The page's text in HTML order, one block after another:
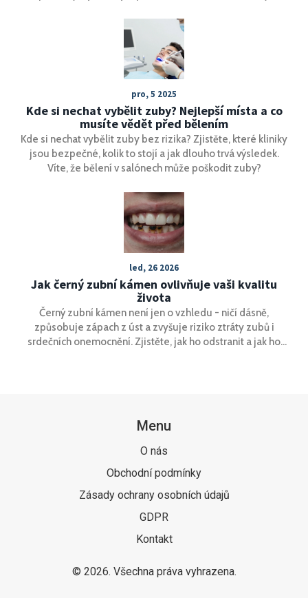
pro, 5 2025
Kde si nechat vybělit zuby? Nejlepší místa a co
musíte vědět před bělením
Kde si nechat vybělit zuby bez rizika? Zjistěte, které kliniky
jsou bezpečné, kolik to stojí a jak dlouho trvá výsledek.
Víte, že bělení v salónech může poškodit zuby?
led, 26 2026
Jak černý zubní kámen ovlivňuje vaši kvalitu
života
Černý zubní kámen není jen o vzhledu - ničí dásně,
způsobuje zápach z úst a zvyšuje riziko ztráty zubů i
srdečních onemocnění. Zjistěte, jak ho odstranit a jak ho
Menu
O nás
Obchodní podmínky
Zásady ochrany osobních údajů
GDPR
Kontakt
© 2026. Všechna práva vyhrazena.